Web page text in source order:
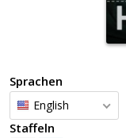
Sprachen
English
Staffeln